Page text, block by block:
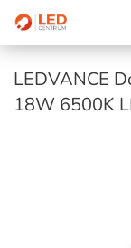
LEDVANCE
18W 6500K